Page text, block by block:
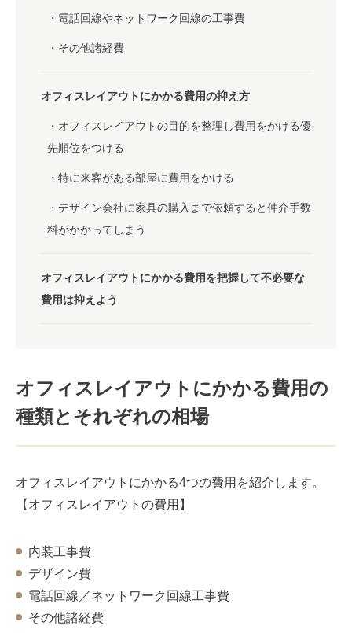
電話回線やネットワーク回線の工事費
その他諸経費
オフィスレイアウトにかかる費用の抑え方
オフィスレイアウトの目的を整理し費用をかける優
先順位をつける
特に来客がある部屋に費用をかける
デザイン会社に家具の購入まで依頼すると仲介手数
料がかかってしまう
オフィスレイアウトにかかる費用を把握して不必要な
費用は抑えよう
オフィスレイアウトにかかる費用の
種類とそれぞれの相場
オフィスレイアウトにかかる4つの費用を紹介します。
【オフィスレイアウトの費用】
内装工事費
デザイン費
電話回線／ネットワーク回線工事費
その他諸経費